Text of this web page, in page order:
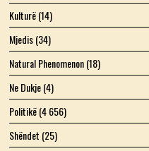
Kulturë(14)
Mjedis(34)
Natural Phenomenon(18)
Ne Dukje(4)
Politikë(4 656)
Shëndet (25)